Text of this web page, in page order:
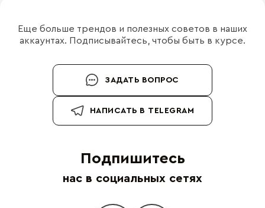
Еще больше трендов и полезных советов в наших
аккаунтах. Подписывайтесь, чтобы быть в курсе.
ЗАДАТЬ ВОПРОС
НАПИСАТЬ В TELEGRAM
Подпишитесь
нас в социальных сетях